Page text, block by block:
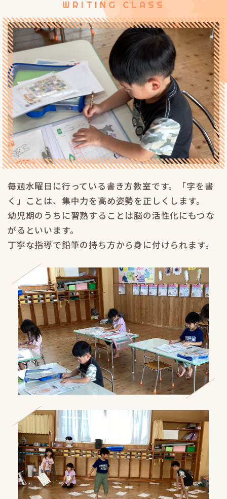
WRITING CLASS
毎週水曜日に行っている書き方教室です。
「字を書
く」ことは、集中力を高め姿勢を正しくします。
幼児期のうちに習熟することは脳の活性化にもつな
がるといいます。
丁寧な指導で鉛筆の持ち方から身に付けられます。